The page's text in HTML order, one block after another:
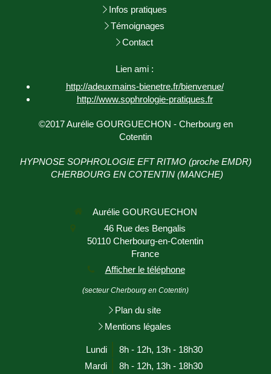
Infos pratiques
Témoignages
Contact
Lien ami :
http://adeuxmains-bienetre.fr/bienvenue/
http://www.sophrologie-pratiques.fr
©2017 Aurélie GOURGUECHON - Cherbourg en
Cotentin
HYPNOSE SOPHROLOGIE EFT RITMO (proche EMDR)
CHERBOURG EN COTENTIN (MANCHE)
Aurélie GOURGUECHON
46 Rue des Bengalis
50110 Cherbourg-en-Cotentin
France
Afficher le téléphone
(secteur Cherbourg en Cotentin)
Plan du site
Mentions légales
Lundi 8h - 12h, 13h - 18h30
Mardi
8h - 12h, 13h - 18h30